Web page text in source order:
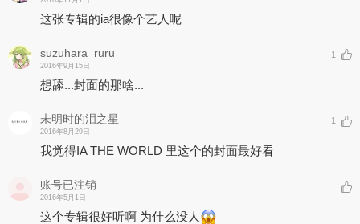
这张专辑的ia很像个艺人呢
suzuhara_ruru
2016年9月15日
1
想舔...封面的那啥...
未明时的泪之星
2016年8月29日
1
我觉得IA THE WORLD 里这个的封面最好看
账号已注销
2016年5月1日
这个专辑很好听啊 为什么没人